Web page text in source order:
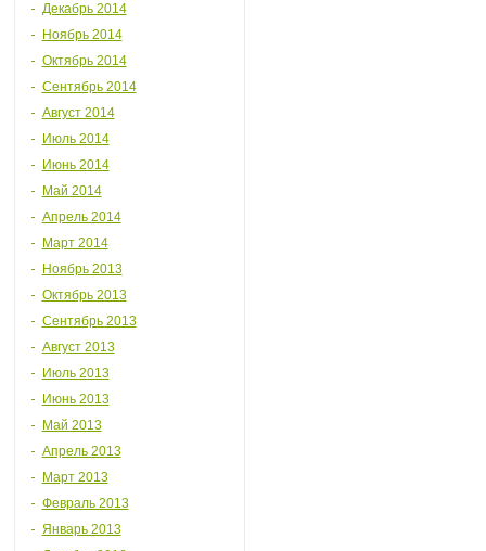
Декабрь 2014
Ноябрь 2014
Октябрь 2014
Сентябрь 2014
Август 2014
Июль 2014
Июнь 2014
Май 2014
Апрель 2014
Март 2014
Ноябрь 2013
Октябрь 2013
Сентябрь 2013
Август 2013
Июль 2013
Июнь 2013
Май 2013
Апрель 2013
Март 2013
Февраль 2013
Январь 2013